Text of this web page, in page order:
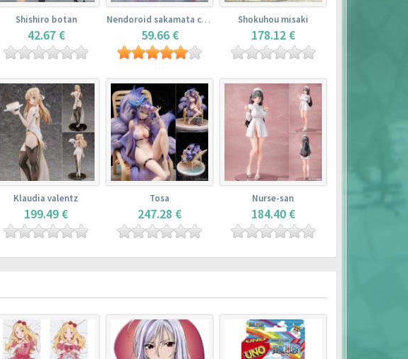
Shishiro botan
42.67 €
Nendoroid sakamata chloe
59.66 €
Shokuhou misaki
178.12 €
Klaudia valentz
199.49 €
Tosa
247.28 €
Nurse-san
184.40 €